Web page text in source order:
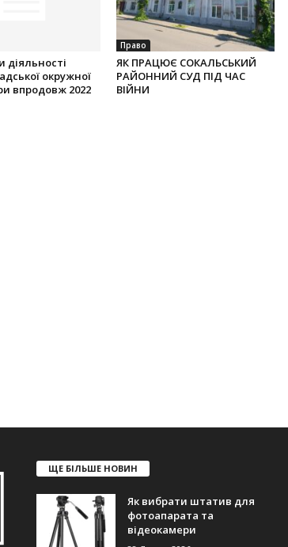
діяльності
окружної
впродовж 2022
Право
ЯК ПРАЦЮЄ СОКАЛЬСЬКИЙ
РАЙОННИЙ СУД ПІД ЧАС
ВІЙНИ
ЩЕ БІЛЬШЕ НОВИН
Як вибрати штатив для
фотоапарата та
відеокамери